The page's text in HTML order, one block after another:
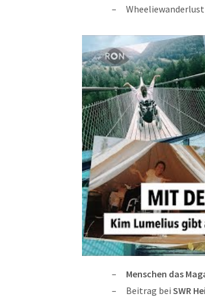
Wheeliewanderlust
Menschen das
Beitrag bei SWR